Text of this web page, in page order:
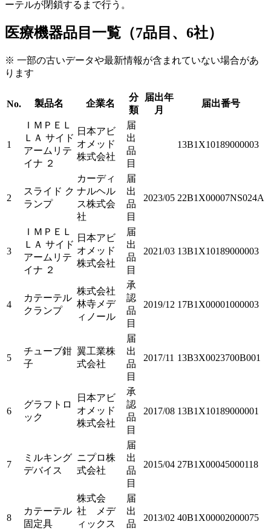
ーテルが閉鎖するまで行う。
医療機器品目一覧（7品目、6社）
※ 一部の古いデータや最新情報が含まれていない場合があ
ります
No. 製品名 企業名
分
類
届出年
月
届出番号
1
ＩＭＰＥＬ
ＬＡ サイド
アームリテ
イナ ２
日本アビ
オメッド
株式会社
届
出
品
目
13B1X10189000003
2
スライド ク
ランプ
カーディ
ナルヘル
ス株式会
社
届
出
品
目
2023/05 22B1X00007NS024A
3
ＩＭＰＥＬ
ＬＡ サイド
アームリテ
イナ ２
日本アビ
オメッド
株式会社
届
出
品
目
2021/03 13B1X10189000003
4
カテーテル
クランプ
株式会社
林寺メデ
ィノール
承
認
品
目
2019/12 17B1X00001000003
5
チューブ鉗
子
翼工業株
式会社
届
出
品
目
2017/11 13B3X0023700B001
6
グラフトロ
ック
日本アビ
オメッド
株式会社
承
認
品
目
2017/08 13B1X10189000001
7
ミルキング
デバイス
ニプロ株
式会社
届
出
品
目
2015/04 27B1X00045000118
8
カテーテル
固定具
株式会
社 メデ
ィックス
届
出
品
2013/02 40B1X00002000075